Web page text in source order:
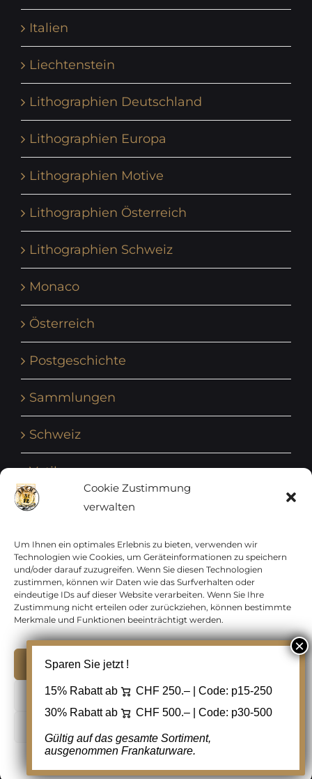
Cookie Zustimmung
verwalten
Um Ihnen ein optimales Erlebnis zu bieten, verwenden wir
Technologien wie Cookies, um Geräteinformationen zu speichern
und/oder darauf zuzugreifen. Wenn Sie diesen Technologien
zustimmen, können wir Daten wie das Surfverhalten oder
eindeutige IDs auf dieser Website verarbeiten. Wenn Sie Ihre
Zustimmung nicht erteilen oder zurückziehen, können bestimmte
Merkmale und Funktionen beeinträchtigt werden.
Ablehnen
Italien
Liechtenstein
Lithographien Deutschland
Lithographien Europa
Lithographien Motive
Lithographien Österreich
Lithographien Schweiz
Monaco
Österreich
Postgeschichte
Sammlungen
Schweiz
Vatikan
Vereinte Nationen
Vorphilatelie
Zensurbelege Österreich
Zensurbelege Schweiz
Copyright 2012 - 2024 URAY GmbH | All Rights
Reserved |
PCI Data Security Standards |
Facebook
Sparen Sie jetzt !
15% Rabatt ab CHF 250.– | Code: p15-250
30% Rabatt ab
CHF 500.– | Code: p30-500
Gültig auf das gesamte Sortiment,
ausgenommen Frankaturware.